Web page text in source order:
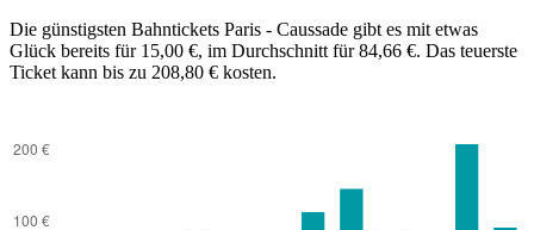
Die günstigsten Bahntickets Paris - Caussade gibt es mit etwas
Glück bereits für 15,00 €, im Durchschnitt für 84,66 €. Das teuerste
Ticket kann bis zu 208,80 € kosten.